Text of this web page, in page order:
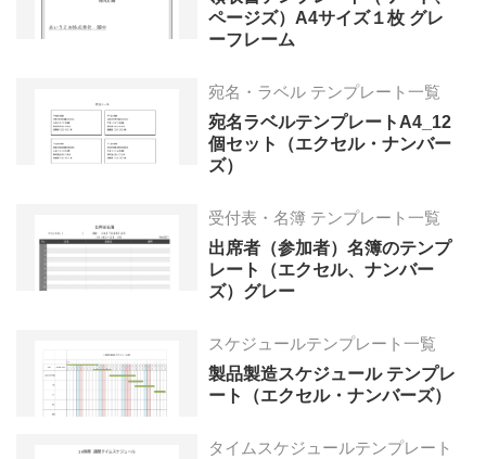
ページズ）A4サイズ１枚 グレ
ーフレーム
宛名・ラベル テンプレート一覧
宛名ラベルテンプレートA4_12
個セット（エクセル・ナンバー
ズ）
受付表・名簿 テンプレート一覧
出席者（参加者）名簿のテンプ
レート（エクセル、ナンバー
ズ）グレー
スケジュールテンプレート一覧
製品製造スケジュール テンプレ
ート（エクセル・ナンバーズ）
タイムスケジュールテンプレート